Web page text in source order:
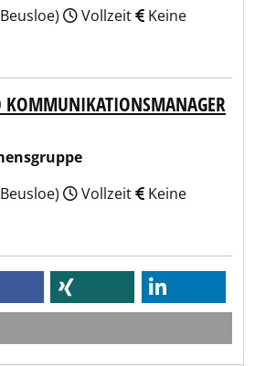
Vollzeit
Keine
Vollzeit
Keine